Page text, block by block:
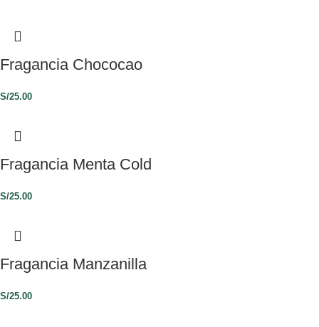
Fragancia Chococao
S/25.00
Fragancia Menta Cold
S/25.00
Fragancia Manzanilla
S/25.00